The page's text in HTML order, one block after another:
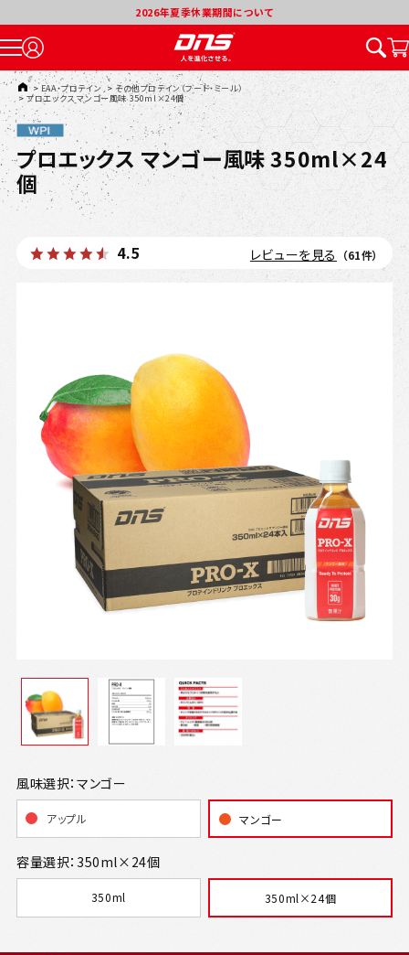
2026年夏季休業期間について
TOP
>EAA・プロテイン > その他プロテイン（フード・ミール）
>プロエックス マンゴー風味 350ml×24個
プロエックス マンゴー風味 350ml×24
個
4.5 レビューを見る （61件）
アップル マンゴー
風味選択：マンゴー
350ml 350ml×24個
容量選択：350ml×24個